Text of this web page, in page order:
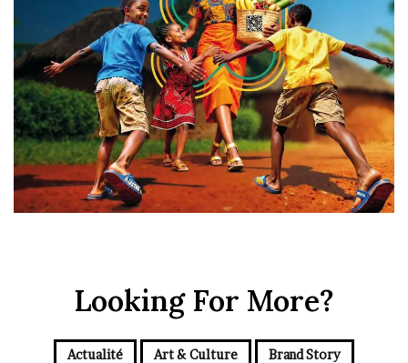
Looking For More?
Actualité Art & Culture Brand Story